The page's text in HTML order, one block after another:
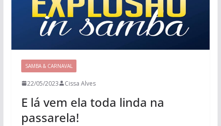
SAMBA & CARNAVAL
22/05/2023 Cissa Alves
E lá vem ela toda linda na
passarela!